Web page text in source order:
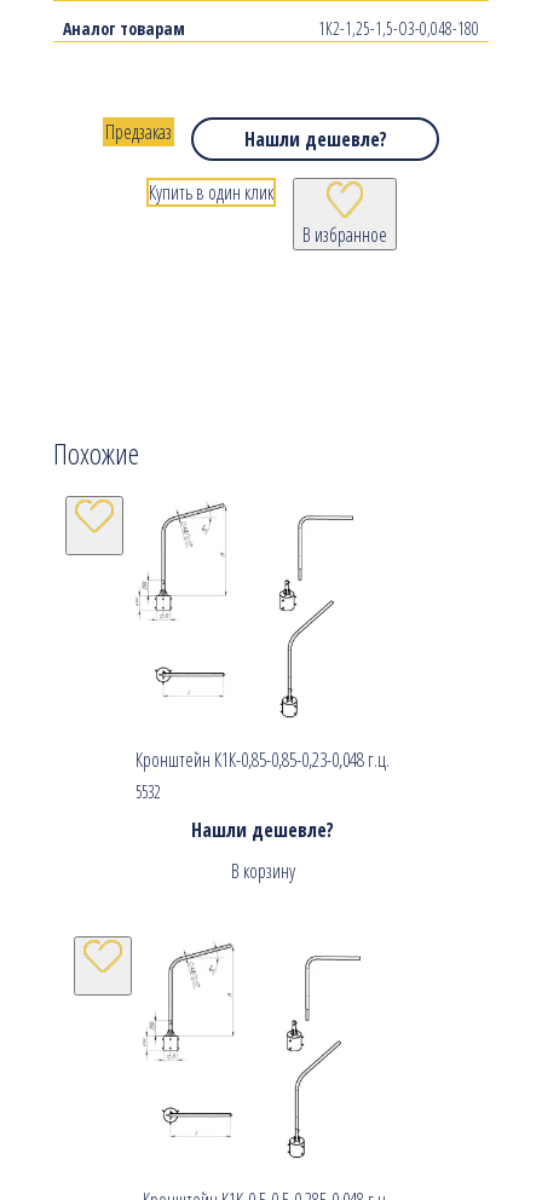
Аналог товарам
1К2-1,25-1,5-О3-0,048-180
Нашли дешевле?
В избранное
Предзаказ
Купить в один клик
Похожие
Кронштейн К1К-0,85-0,85-0,23-0,048 г.ц.
5532
Нашли дешевле?
В корзину